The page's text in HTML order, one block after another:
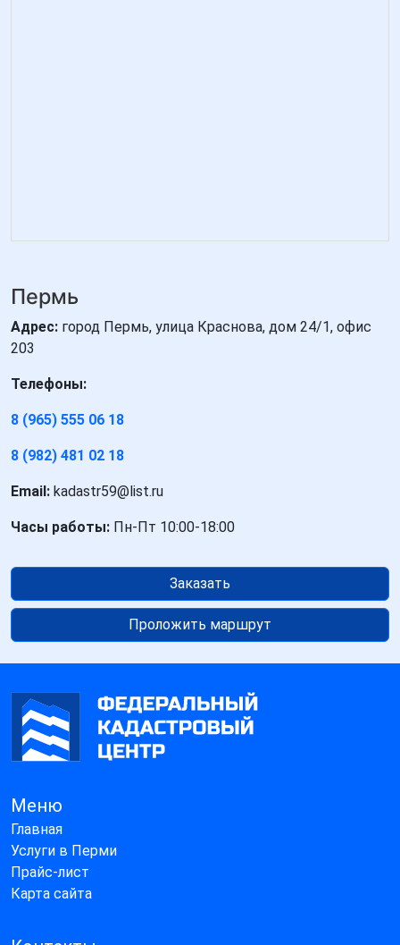
Пермь
Адрес: город Пермь, улица Краснова, дом 24/1, офис
203
Телефоны:
8 (965) 555 06 18
8 (982) 481 02 18
Email: kadastr59@list.ru
Часы работы: Пн-Пт 10:00-18:00
Заказать
Проложить маршрут
Меню
Главная
Услуги в Перми
Прайс-лист
Карта сайта